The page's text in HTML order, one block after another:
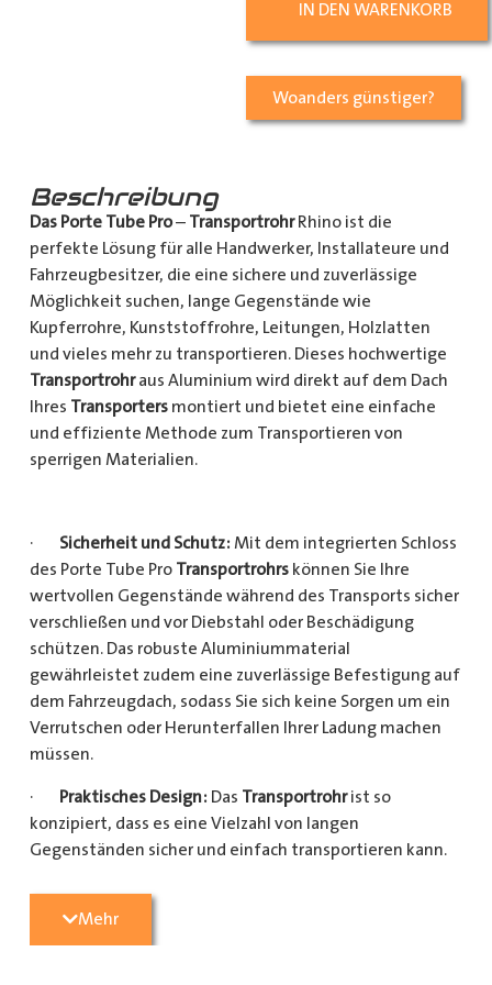
IN DEN WARENKORB
Woanders günstiger?
Beschreibung
Das Porte Tube Pro– TransportrohrRhino ist die
perfekte Lösung für alle Handwerker, Installateure und
Fahrzeugbesitzer, die eine sichere und zuverlässige
Möglichkeit suchen, lange Gegenstände wie
Kupferrohre, Kunststoffrohre, Leitungen, Holzlatten
und vieles mehr zu transportieren. Dieses hochwertige
Transportrohraus Aluminium wird direkt auf dem Dach
Ihres Transportersmontiert und bietet eine einfache
und effiziente Methode zum Transportieren von
sperrigen Materialien.
· Sicherheit und Schutz: Mit dem integrierten Schloss
des Porte Tube Pro Transportrohrskönnen Sie Ihre
wertvollen Gegenstände während des Transports sicher
verschließen und vor Diebstahl oder Beschädigung
schützen. Das robuste Aluminiummaterial
gewährleistet zudem eine zuverlässige Befestigung auf
dem Fahrzeugdach, sodass Sie sich keine Sorgen um ein
Verrutschen oder Herunterfallen Ihrer Ladung machen
müssen.
· Praktisches Design: Das Transportrohrist so
konzipiert, dass es eine Vielzahl von langen
Gegenständen sicher und einfach transportieren kann.
Kunststoffrohre für den Sanitärbereich oder Holzlatten
für den Bau benötigen, dieses
Mehr